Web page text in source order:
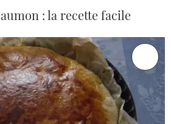
: la recette facile